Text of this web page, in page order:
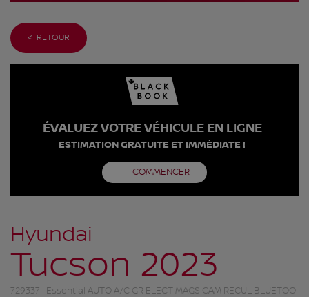
< RETOUR
ÉVALUEZ VOTRE VÉHICULE EN LIGNE
ESTIMATION GRATUITE ET IMMÉDIATE !
COMMENCER
Hyundai
Tucson 2023
729337 | Essential AUTO A/C GR ELECT MAGS CAM RECUL BLUETOO